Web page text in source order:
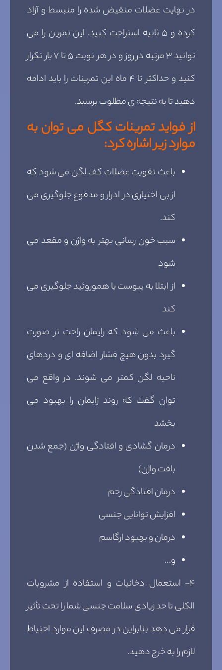
در نهایت عضلات منقیض شده را منبسط و آزاد
کرده و ۵ ثانیه استراحت کنید. این تمرین را می
توانید ۳ مرتبه در روز و در هر نوبت ۵ تا ۷ بار تکرار
کنید و حداکثر تا ۴ ماه این تمرینات را باید ادامه
دهید تا به نتیجه ی مطلوب برسید.
از فواید تمرینات کگل می توان به
موارد زیر اشاره کرد:
باعث تقویت عضلات کف لگن می شود که
از بی اختیاری در ادرار و مدفوع جلوگیری می
کند.
سبب خون رسانی بهتر به واژن و مقعد می
شود
از ابتلا به یبوست یا هموروئید جلوگیری می
کند
باعث می شود که زایمان راحت تر صورت
گیرد بدون هیچ فشار اضافه ای و دردهای
ناحیه لگن کمتر می شوند. در واقع می
توان گفت که روند زایمان را بهبود می
بخشد
درمان گشادی و افتادگی واژن (جمع شدن
بافت واژن)
درمان افتادگی رحم
افزایش توانایی جنسی
درمان و بهبود ارگاسم
و…
۴- استعمال دخانیات و استفاده از مشروبات
الکلی تا حد زیادی سلامت جنسی شما را تحت تأثیر
قرار می دهد بنابراین در مصرف این موارد احتیاط
لازم را به خرج دهید.